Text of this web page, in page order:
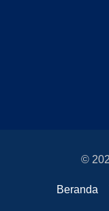
©
Beranda